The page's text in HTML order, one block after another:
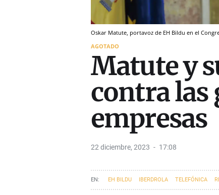
Oskar Matute, portavoz de EH Bildu en el
AGOTADO
Matute y
contra las
empresas
22 diciembre, 2023 17:08
EH BILDU IBERDROLA TELEFÓNICA